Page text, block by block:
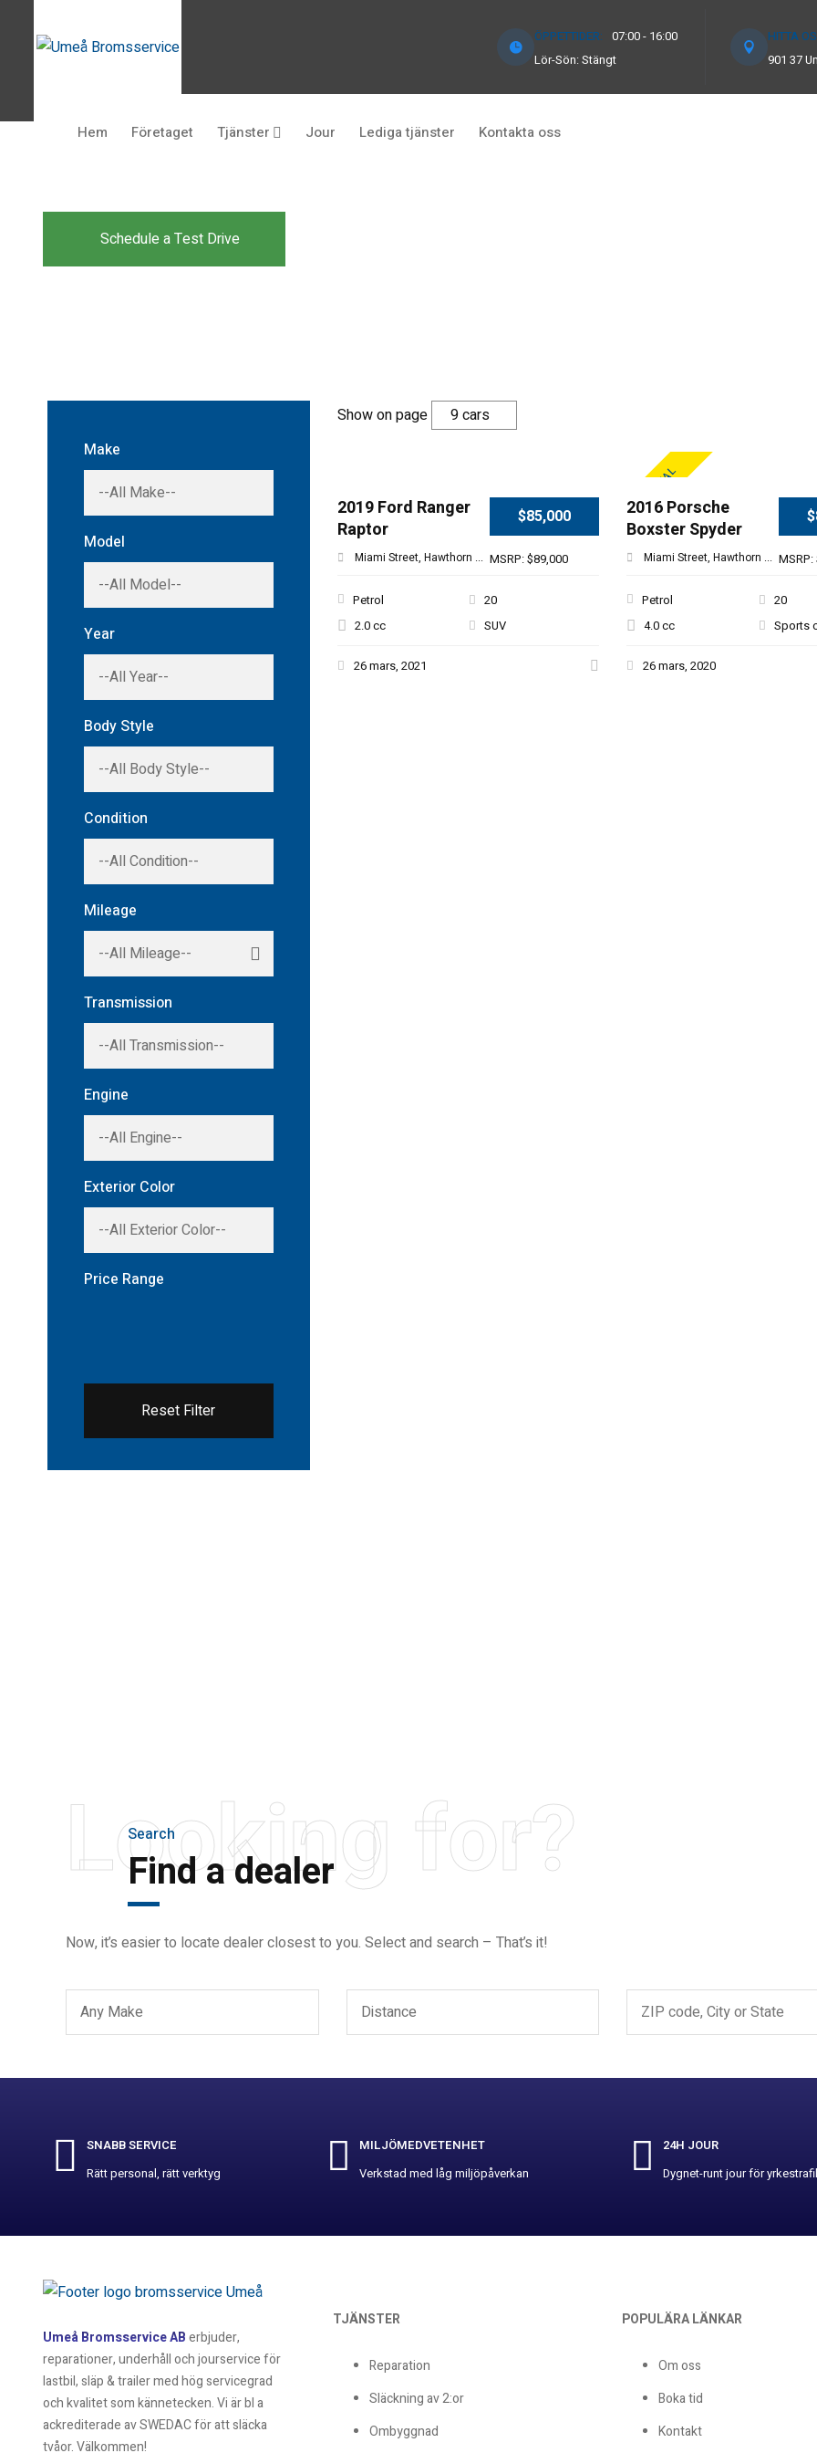
ÖPPETTIDER: 07:00 - 16:00
Lör-Sön: Stängt
HITTA
901 37
Hem Företaget Tjänster Jour Lediga tjänster Kontakta oss
Drive the
The car you trust to protect your family,
Schedule a Test Drive
Make
Model
Year
Body Style
Condition
Mileage
Transmission
Engine
Exterior Color
Price Range
Reset Filter
Show on page
$85,000
MSRP: $89,000
2019 Ford Ranger
Raptor
Miami Street, Hawthorn ...
Petrol
20
2.0 cc
SUV
26 mars, 2021
SPECIAL
2016 Porsche
Boxster Spyder
Miami Street, Hawthorn ...
Petrol
20
4.0 cc
Sports
26 mars, 2020
Looking for?
Search
Find a dealer
Now, it’s easier to locate dealer closest to you. Select and search – That’s it!
SNABB SERVICE
Rätt personal, rätt verktyg
MILJÖMEDVETENHET
Verkstad med låg miljöpåverkan
24H JOUR
Dygnet-runt jour för
Umeå Bromsservice ABerbjuder,
reparationer, underhåll och jourservice för
lastbil, släp & trailer med hög servicegrad
och kvalitet som kännetecken. Vi är bl a
ackrediterade av SWEDAC för att släcka
tvåor. Välkommen!
TJÄNSTER
Reparation
Släckning av 2:or
Ombyggnad
POPULÄRA LÄNKAR
Om oss
Boka tid
Kontakt